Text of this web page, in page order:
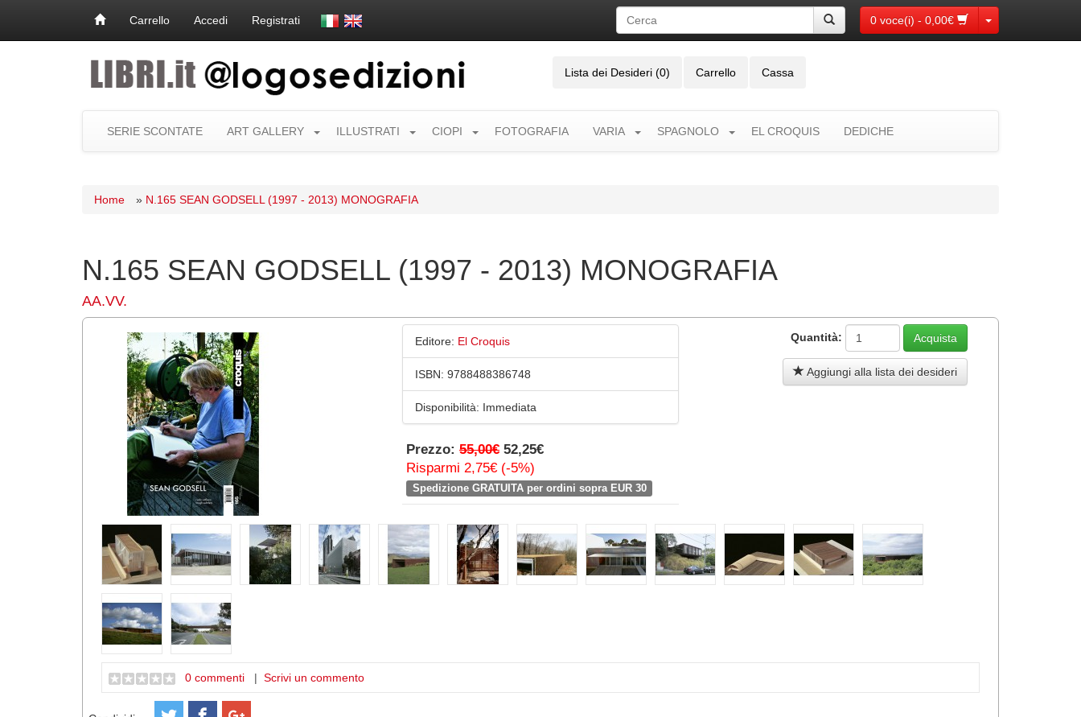
0 voce(i) - 0,00€ Toggle Dropdown
Carrello Accedi Registrati
Lista dei Desideri (0) Carrello Cassa
SERIE SCONTATE ART GALLERY ILLUSTRATI CIOPI FOTOGRAFIA VARIA SPAGNOLO EL CROQUIS DEDICHE
Home » N.165 SEAN GODSELL (1997 - 2013) MONOGRAFIA
N.165 SEAN GODSELL (1997 - 2013) MONOGRAFIA
AA.VV.
Editore: El Croquis
ISBN: 9788488386748
Disponibilità: Immediata
Prezzo: 55,00€ 52,25€
Risparmi 2,75€ (-5%)
Spedizione GRATUITA per ordini sopra EUR 30
Quantità:
Aggiungi alla lista dei desideri
0 commenti | Scrivi un commento